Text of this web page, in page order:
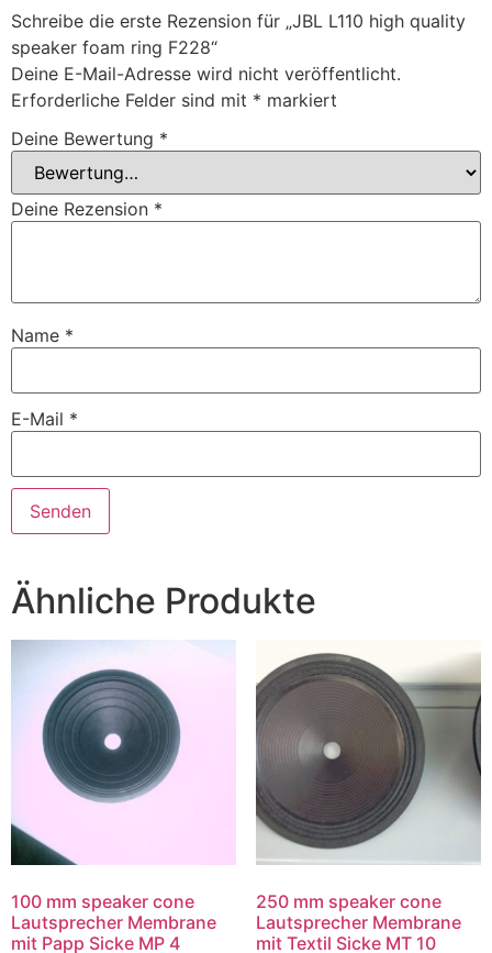
Schreibe die erste Rezension für „JBL L110 high quality
speaker foam ring F228“
Deine E-Mail-Adresse wird nicht veröffentlicht.
Erforderliche Felder sind mit * markiert
Deine Bewertung *
Deine Rezension *
Name *
E-Mail *
Ähnliche Produkte
100 mm speaker cone
Lautsprecher Membrane
mit Papp Sicke MP 4
250 mm speaker cone
Lautsprecher Membrane
mit Textil Sicke MT 10